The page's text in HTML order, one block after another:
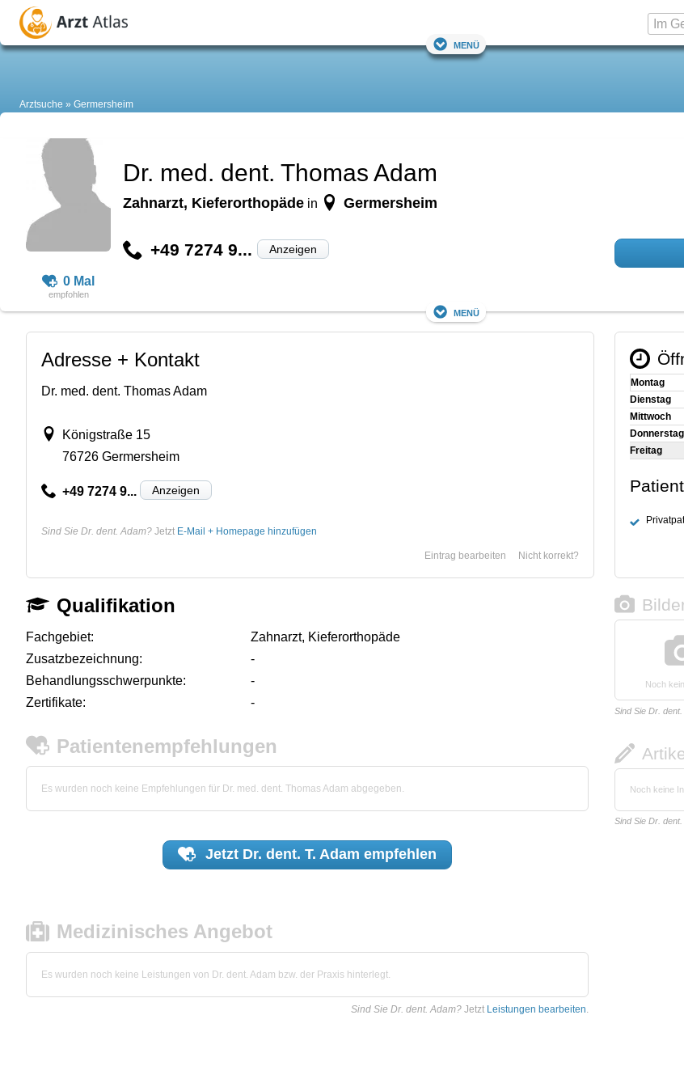
Menü
Arztsuche Germersheim
0 Mal
Dr. med. dent. Thomas Adam
Zahnarzt, Kieferorthopäde in Germersheim
+49 7274 9... Anzeigen
Menü
Adresse + Kontakt
Dr. med. dent. Thomas Adam
Königstraße 15
76726 Germersheim
+49 7274 9... Anzeigen
Sind Sie Dr. dent. Adam? Jetzt E-Mail + Homepage hinzufügen
Nicht korrekt?
Eintrag bearbeiten
Montag
Dienstag
Mittwoch
Donnerstag
Freitag
Qualifikation
Fachgebiet:
Zahnarzt, Kieferorthopäde
Zusatzbezeichnung:
-
Behandlungsschwerpunkte:
-
Zertifikate:
-
Patientenempfehlungen
Es wurden noch keine Empfehlungen für Dr. med. dent. Thomas Adam abgegeben.
Jetzt Dr. dent. T. Adam empfehlen
Medizinisches Angebot
Es wurden noch keine Leistungen von Dr. dent. Adam bzw. der Praxis hinterlegt.
Sind Sie Dr. dent. Adam? Jetzt Leistungen bearbeiten.
Noch
Sind Sie Dr.
Noch keine
Sind Sie Dr.